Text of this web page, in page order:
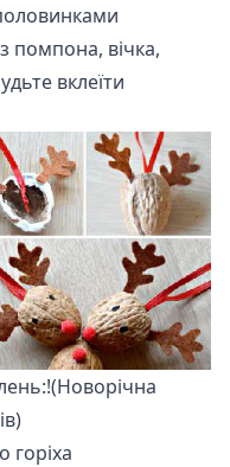
помпона, вічка,
вклеїти
горіха